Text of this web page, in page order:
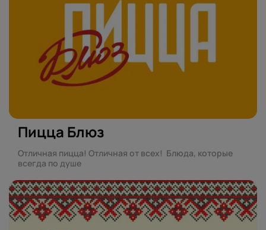
Пицца Блюз
Отличная пицца! Отличная от всех! Блюда, которые
всегда по душе